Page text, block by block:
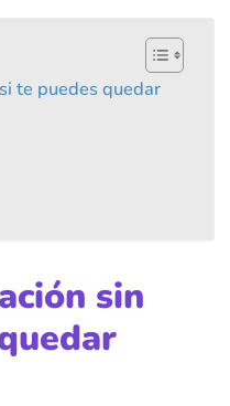
te puedes quedar
sin